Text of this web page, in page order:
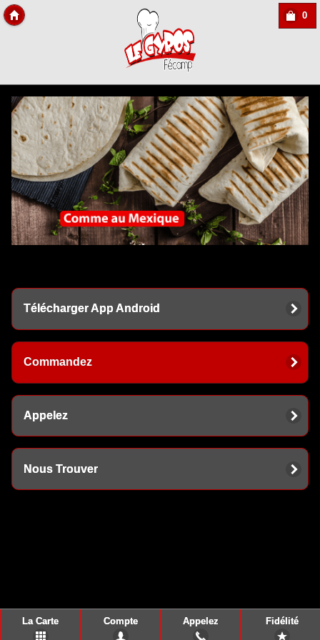
0
Télécharger App Android
Commandez
Appelez
Nous Trouver
La Carte Compte Appelez Fidélité
Copyright Des-click